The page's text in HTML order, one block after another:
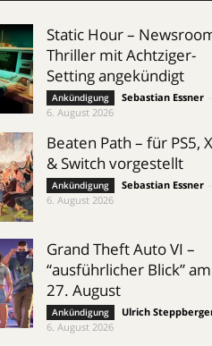
Static Hour –
Thriller mit Achtziger-
Setting angekündigt
Ankündigung Sebastian Essner
6. August 2026
Beaten Path – für PS5,
& Switch vorgestellt
Ankündigung Sebastian Essner
6. August 2026
Grand Theft Auto VI –
“ausführlicher Blick” am
27. August
Ankündigung Ulrich
6. August 2026